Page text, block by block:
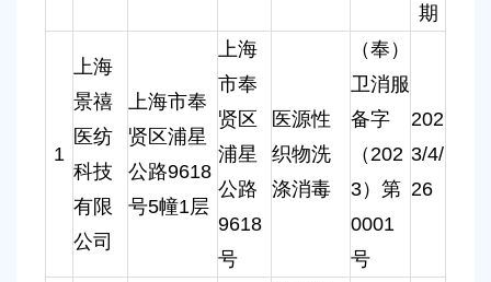
期
1
上海
景禧
医纺
科技
有限
公司
上海市奉
贤区浦星
公路9618
号5幢1层
上海
市奉
贤区
浦星
公路
9618
号
医源性
织物洗
涤消毒
（奉）
卫消服
备字
（202
3）第
0001
号
202
3/4/
26